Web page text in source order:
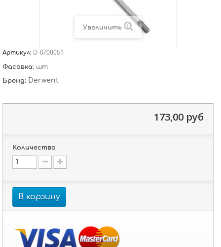
Увеличить
Артикул: D-0700051
Фасовка: шт
Бренд: Derwent
173,00 руб
Количество
В корзину